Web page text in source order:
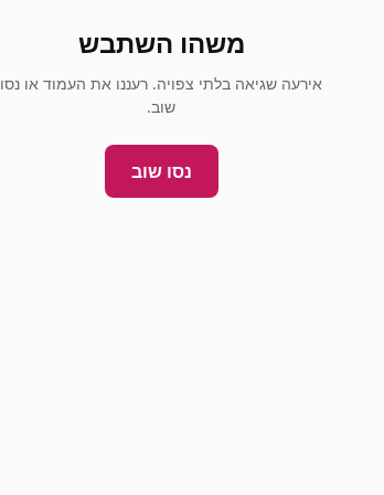
משהו השתבש
אירעה שגיאה בלתי צפויה. רעננו את העמוד או נסו
שוב.
נסו שוב